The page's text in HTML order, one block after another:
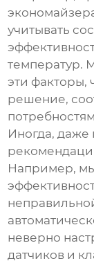
учитывать
температур.
эти факторы,
решение,
Иногда,
Например, мы
неверно
датчиков и